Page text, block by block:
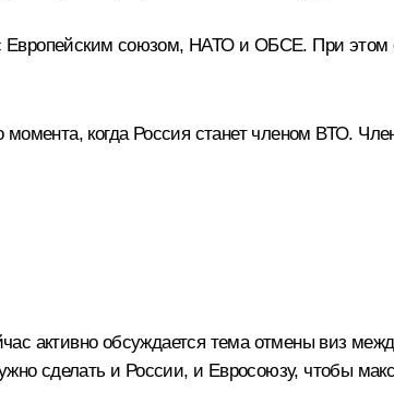
Европейским союзом, НАТО и ОБСЕ. При
когда Россия станет членом ВТО.
активно обсуждается тема отмены виз
сделать и России, и Евросоюзу, чтобы